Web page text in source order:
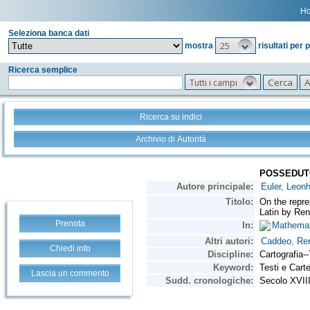
Seleziona banca dati
mostra
25 risultati per
Ricerca semplice
Tutti i campi
Ricerca su indici
Archivio di Autorità
Prenota
Chiedi info
Lascia un commento